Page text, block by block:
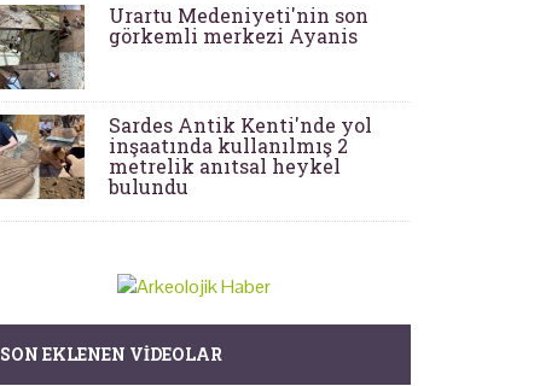
Urartu Medeniyeti'nin son
görkemli merkezi Ayanis
Sardes Antik Kenti'nde yol
inşaatında kullanılmış 2
metrelik anıtsal heykel
bulundu
SON EKLENEN VIDEOLAR